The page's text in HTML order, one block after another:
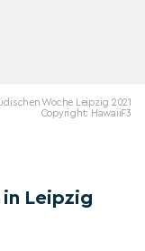
Woche Leipzig 2021
Copyright: HawaiiF3
in Leipzig